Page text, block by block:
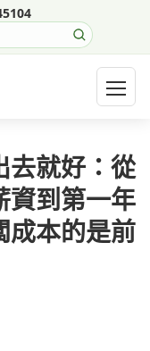
開啟
去就好：從
資到第一年
成本的是前